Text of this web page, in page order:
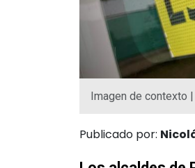
Imagen de contexto
Publicado por: